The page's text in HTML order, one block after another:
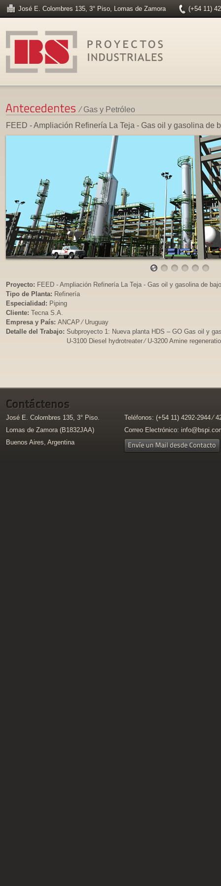
José E. Colombres 135, 3° Piso, Lomas de Zamora (+54 11)
⁄ Gas y Petróleo
FEED - Ampliación Refinería La Teja - Gas oil y gasolina de
Proyecto: FEED - Ampliación Refinería La Teja - Gas oil y gasolina de
Tipo de Planta: Refinería
Especialidad: Piping
Cliente: Tecna S.A.
Empresa y País: ANCAP ⁄ Uruguay
Detalle del Trabajo: Subproyecto 1: Nueva planta HDS – GO Gas oil y
U-3100 Diesel hydrotreater ⁄ U-3200 Amine
José E. Colombres 135, 3° Piso.
Lomas de Zamora (B1832JAA)
Buenos Aires, Argentina
Teléfonos: (+54 11) 4292-2944 ⁄
Correo Electrónico: